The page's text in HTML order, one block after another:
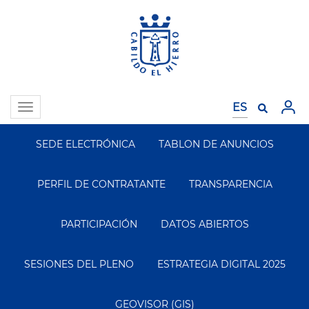
Toggle
navigation
Segundo
Menu
SEDE ELECTRÓNICA TABLON DE ANUNCIOS
PERFIL DE CONTRATANTE TRANSPARENCIA
PARTICIPACIÓN DATOS ABIERTOS
SESIONES DEL PLENO ESTRATEGIA DIGITAL 2025
GEOVISOR (GIS)